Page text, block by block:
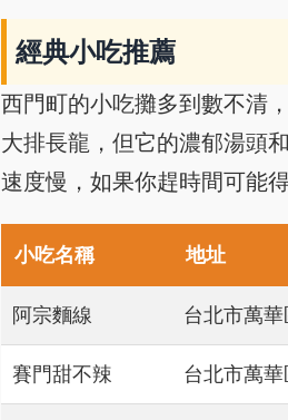
經典小吃推薦
西門町的小吃攤多到數不清
大排長龍，但它的濃郁湯頭
速度慢，如果你趕時間可能得
小吃名稱 地址
阿宗麵線 台北市萬
賽門甜不辣 台北市萬